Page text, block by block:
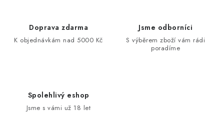
Doprava zdarma
K objednávkám nad 5000 Kč
Jsme odborníci
S výběrem zboží vám rádi
poradíme
Spolehlivý eshop
Jsme s vámi už 18 let